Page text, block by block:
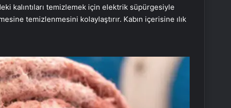
kalıntıları temizlemek için elektrik süpürgesiyle
temizlenmesini kolaylaştırır. Kabın içerisine ılık